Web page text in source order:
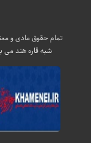
تمام حقوق مادی و
شبه قاره هند می